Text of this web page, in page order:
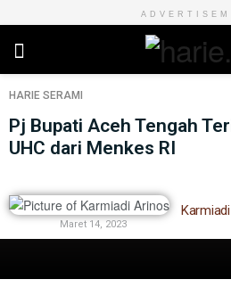
HARIE SERAMI
Pj Bupati Aceh Tengah
UHC dari Menkes RI
Maret 14, 2023